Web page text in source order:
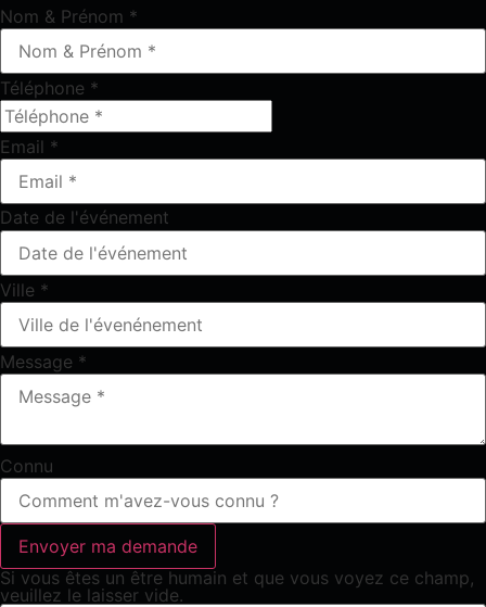
Nom & Prénom *
Téléphone *
Email *
Date de l'événement
Ville *
Message *
Connu
Si vous êtes un être humain et que vous voyez ce champ,
veuillez le laisser vide.